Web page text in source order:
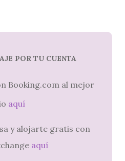
POR TU CUENTA
Booking.com al mejor
aquí
y alojarte gratis con
aquí